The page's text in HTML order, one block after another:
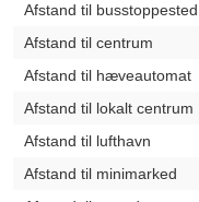
Afstand til busstoppested
Afstand til centrum
Afstand til hæveautomat
Afstand til lokalt centrum
Afstand til lufthavn
Afstand til minimarked